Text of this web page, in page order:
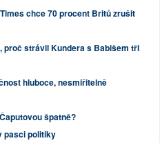
chce 70 procent Britů zrušit
proč strávil Kundera s Babišem tři
hluboce, nesmiřitelně
špatně?
pasci politiky